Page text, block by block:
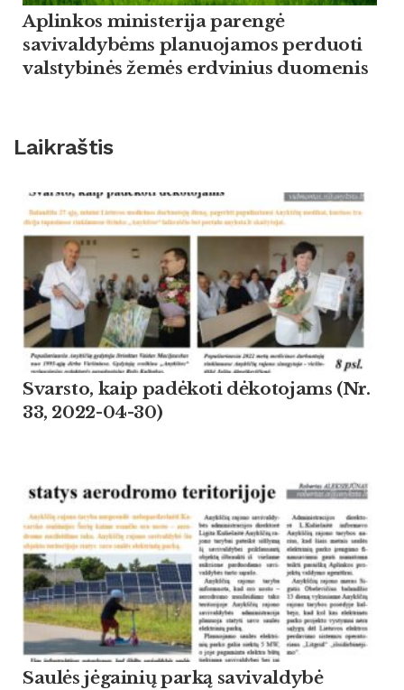
Aplinkos ministerija parengė
savivaldybėms planuojamos perduoti
valstybinės žemės erdvinius duomenis
Laikraštis
Svarsto, kaip padėkoti dėkotojams (Nr.
33, 2022-04-30)
Saulės jėgainių parką savivaldybė